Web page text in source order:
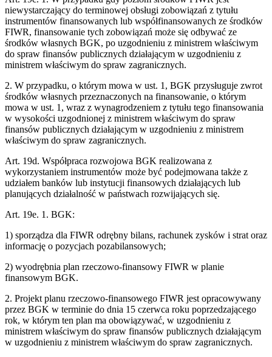
niewystarczający do terminowej obsługi zobowiązań z tytułu
instrumentów finansowanych lub współfinansowanych ze środków
FIWR, finansowanie tych zobowiązań może się odbywać ze
środków własnych BGK, po uzgodnieniu z ministrem właściwym
do spraw finansów publicznych działającym w uzgodnieniu z
ministrem właściwym do spraw zagranicznych.
2. W przypadku, o którym mowa w ust. 1, BGK przysługuje zwrot
środków własnych przeznaczonych na finansowanie, o którym
mowa w ust. 1, wraz z wynagrodzeniem z tytułu tego finansowania
w wysokości uzgodnionej z ministrem właściwym do spraw
finansów publicznych działającym w uzgodnieniu z ministrem
właściwym do spraw zagranicznych.
Art. 19d. Współpraca rozwojowa BGK realizowana z
wykorzystaniem instrumentów może być podejmowana także z
udziałem banków lub instytucji finansowych działających lub
planujących działalność w państwach rozwijających się.
Art. 19e. 1. BGK:
1) sporządza dla FIWR odrębny bilans, rachunek zysków i strat oraz
informację o pozycjach pozabilansowych;
2) wyodrębnia plan rzeczowo-finansowy FIWR w planie
finansowym BGK.
2. Projekt planu rzeczowo-finansowego FIWR jest opracowywany
przez BGK w terminie do dnia 15 czerwca roku poprzedzającego
rok, w którym ten plan ma obowiązywać, w uzgodnieniu z
ministrem właściwym do spraw finansów publicznych działającym
w uzgodnieniu z ministrem właściwym do spraw zagranicznych.